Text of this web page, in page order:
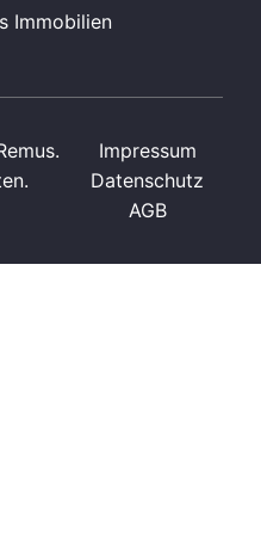
Immobilien
Impressum
Datenschutz
AGB